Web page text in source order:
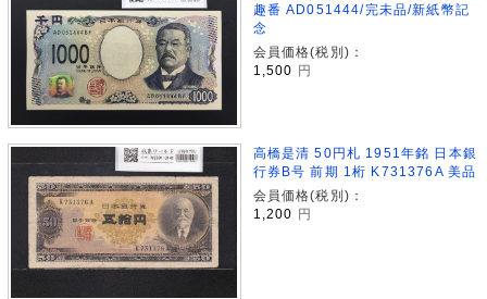
趣番 AD051444/完未品/新紙幣記
念
会員価格(税別)：
1,500 円
高橋是清 50円札 1951年銘 日本銀
行券B号 前期 1桁 K731376A 美品
会員価格(税別)：
1,200
円